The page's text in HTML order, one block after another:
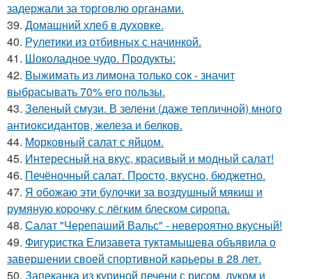
задержали за торговлю органами.
39. Домашний хлеб в духовке.
40. Рулетики из отбивных с начинкой.
41. Шоколадное чудо. Продукты:
42. Выжимать из лимона только сок - значит
выбрасывать 70% его пользы.
43. Зеленый смузи. В зелени (даже тепличной) много
антиоксидантов, железа и белков.
44. Морковный салат с яйцом.
45. Интересный на вкус, красивый и модный салат!
46. Печёночный салат. Пpoсто, вкусно, бюджетно.
47. Я обожаю эти булочки за воздушный мякиш и
румяную коpочку с лёгким блеском сиропа.
48. Салат "Черепаший Вальс" - невероятно вкусный!
49. Фигуристка Елизавета туктамышева объявила о
завершении своей спортивной карьеры в 28 лет.
50. Запеканка из куриной печени с рисом, луком и